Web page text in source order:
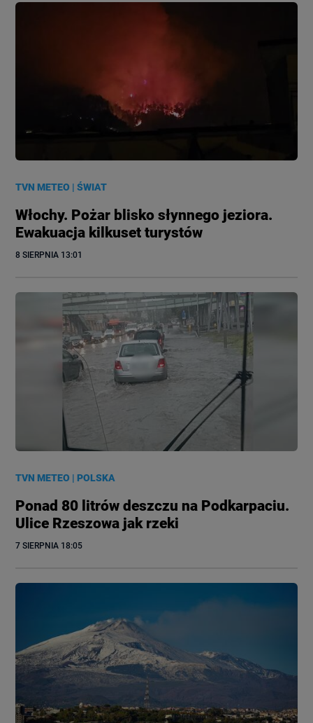
TVN METEO |ŚWIAT
Włochy. Pożar blisko słynnego jeziora.
Ewakuacja kilkuset turystów
8 SIERPNIA 13:01
TVN METEO |POLSKA
Ponad 80 litrów deszczu na Podkarpaciu.
Ulice Rzeszowa jak rzeki
7 SIERPNIA 18:05